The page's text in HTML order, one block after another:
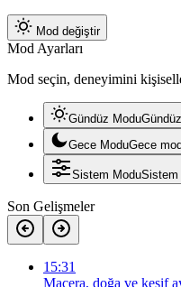
Mod değiştir
Mod Ayarları
Mod seçin, deneyimini
Gündüz Modu
Gece ModuGece
Sistem ModuSistem
Son Gelişmeler
15:31
Macera, doğa ve keşif